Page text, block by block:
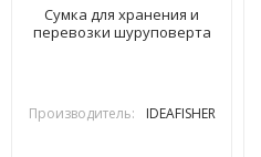
Сумка для хранения и
перевозки шуруповерта
Производитель: IDEAFISHER